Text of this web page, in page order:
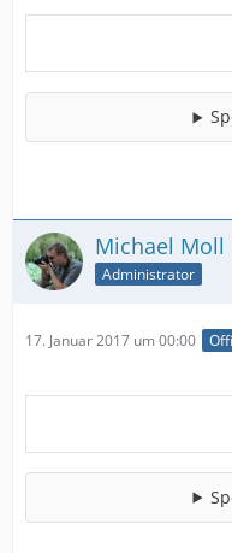
Michael Moll
Administrator
17. Januar 2017 um 00:00